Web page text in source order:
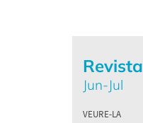
Revista
Jun-Jul
VEURE-LA